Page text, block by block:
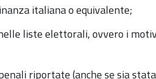
italiana o equivalente;
liste elettorali, ovvero i
riportate (anche se sia